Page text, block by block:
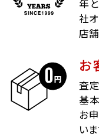
年
社
店
お
査
基
お
い